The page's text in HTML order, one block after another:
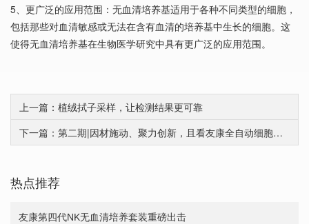
5、更广泛的应用范围：无血清培养基适用于各种不同类型的细胞，
包括那些对血清敏感或无法在含有血清的培养基中生长的细胞。这
使得无血清培养基在生物医学研究中具有更广泛的应用范围。
上一篇：植绒拭子采样，让检测结果更可靠
下一篇：第二期|因材施动、聚力创新，且看友康全自动细胞培养新设备 ——自动化培养的优势
热点推荐
友康第四代NK无血清培养套装重磅出击